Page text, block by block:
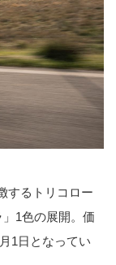
するトリコロー
1色の展開。価
1日となってい